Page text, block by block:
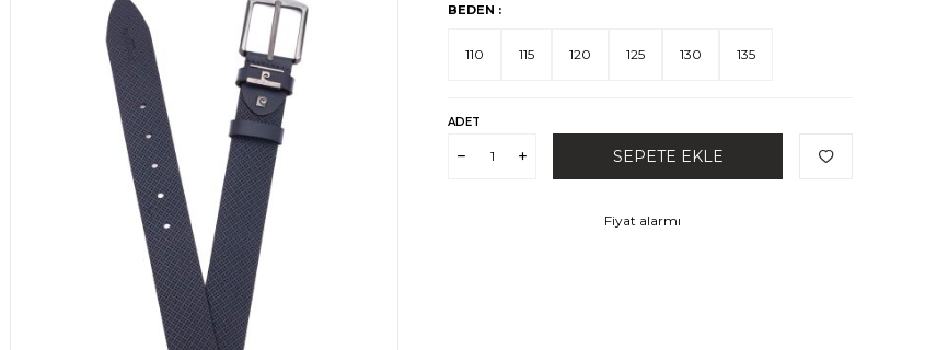
BEDEN :
110 115 120 125 130 135
ADET
SEPETE EKLE
Fiyat alarmı